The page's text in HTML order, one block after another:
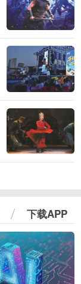
下载APP